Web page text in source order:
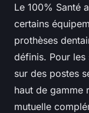
Le 100% Santé
certains
prothèses
définis. Pour
sur des postes
haut de gamme
mutuelle